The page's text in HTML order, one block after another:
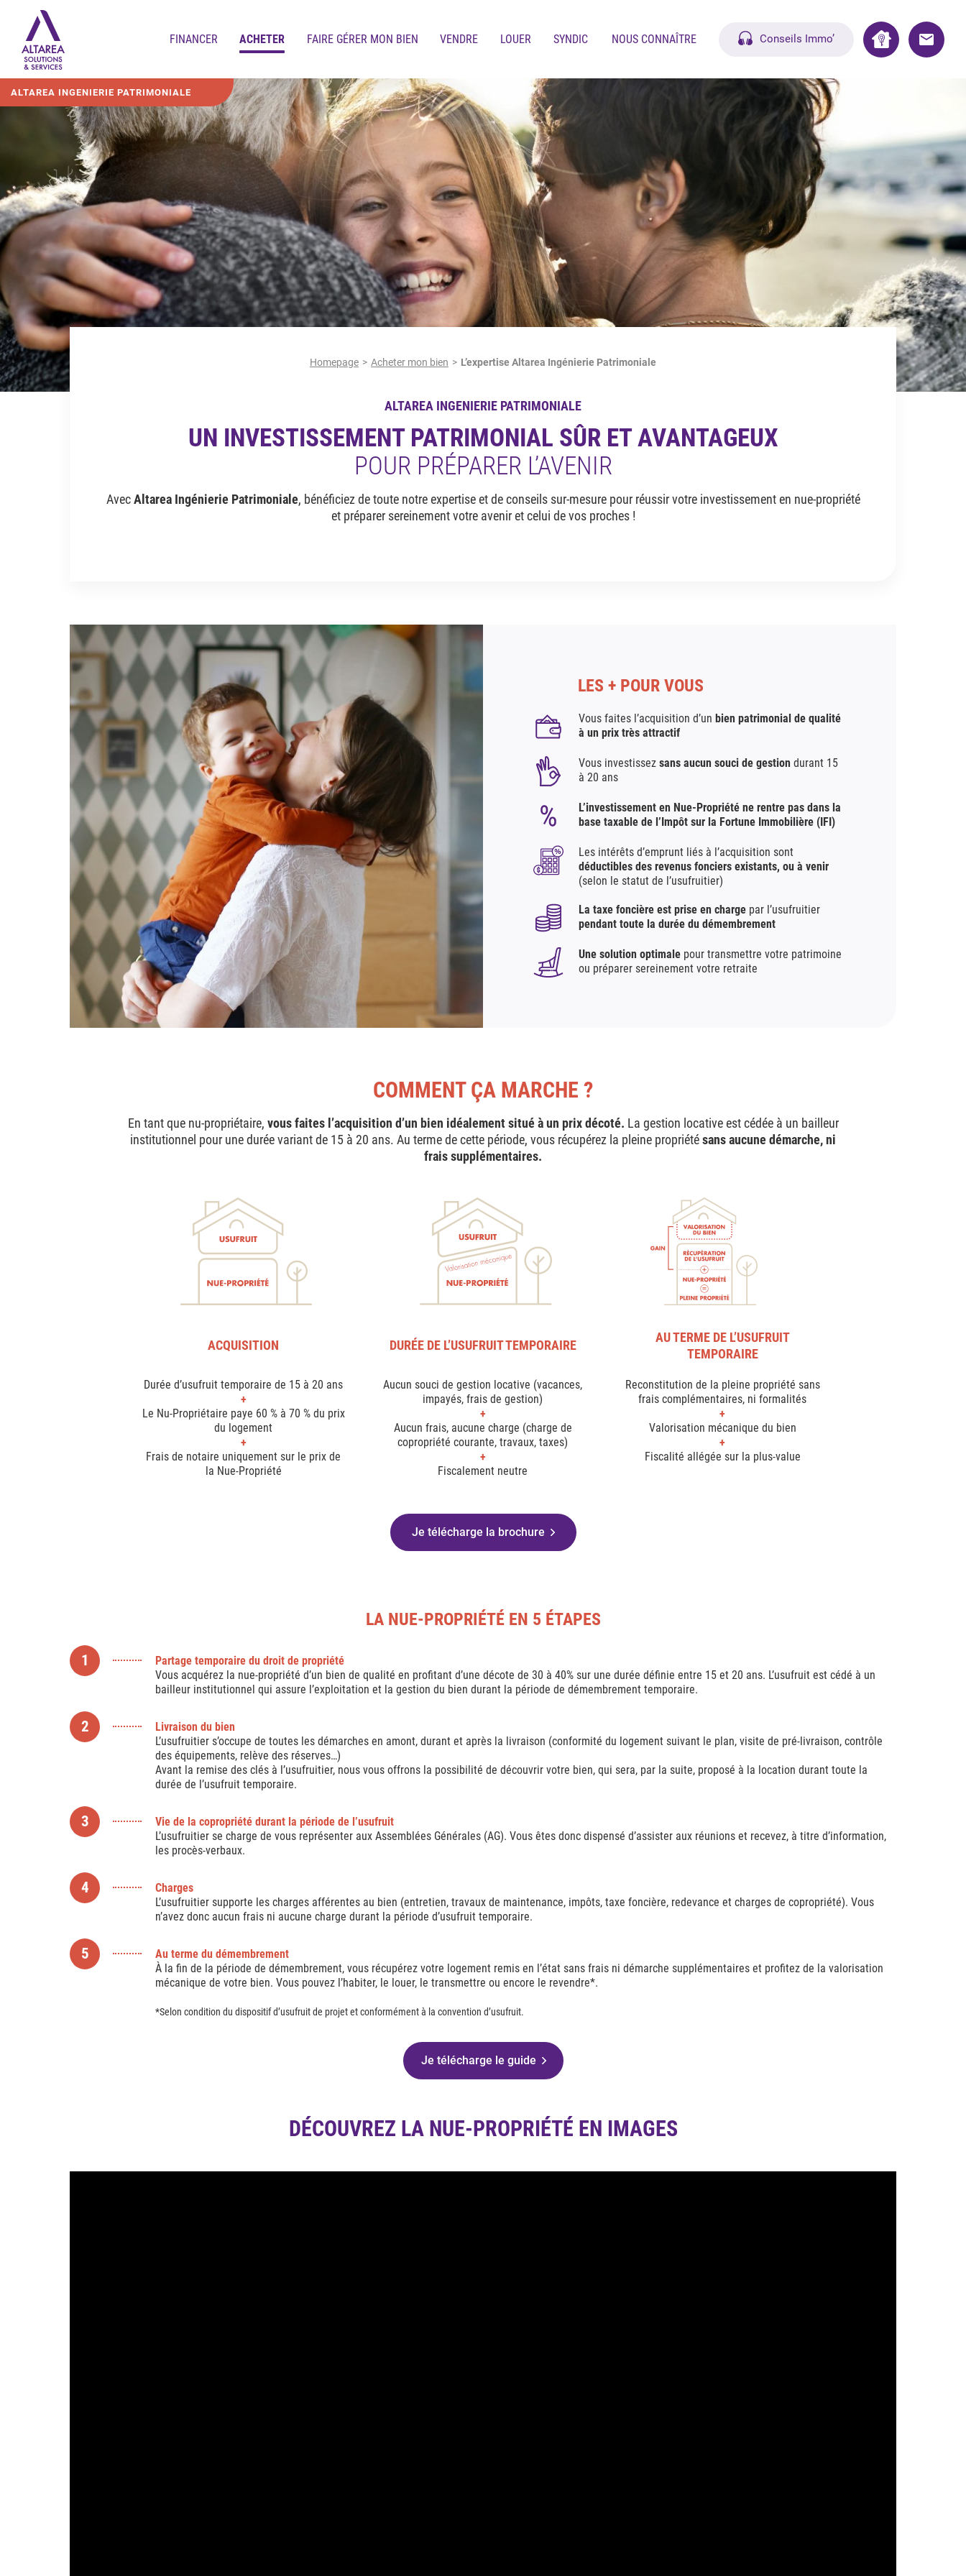
FINANCER ACHETER FAIRE GÉRER MON BIEN VENDRE LOUER SYNDIC NOUS CONNAÎTRE Conseils Immo’
ALTAREA INGENIERIE PATRIMONIALE
Homepage Acheter mon bien L’expertise Altarea Ingénierie Patrimoniale
ALTAREA INGENIERIE PATRIMONIALE
UN INVESTISSEMENT PATRIMONIAL SÛR ET AVANTAGEUX
POUR PRÉPARER L’AVENIR
AvecAltarea Ingénierie Patrimoniale, bénéficiez de toute notre expertise et de conseils sur-mesure pour réussir votre investissement en nue-propriété
et préparer sereinement votre avenir et celui de vos proches !
LES + POUR VOUS
Vous faites l’acquisition d’un bien patrimonial de qualité
à un prix très attractif
Vous investissez sans aucun souci de gestion durant 15
à 20 ans
L’investissement en Nue-Propriété ne rentre pas dans la
base taxable de l’Impôt sur la Fortune Immobilière (IFI)
Les intérêts d’emprunt liés à l’acquisition sont
déductibles des revenus fonciers existants, ou à venir
(selon le statut de l’usufruitier)
La taxe foncière est prise en charge par l’usufruitier
pendant toute la durée du démembrement
Une solution optimale pour transmettre votre patrimoine
ou préparer sereinement votre retraite
COMMENT ÇA MARCHE ?
En tant que nu-propriétaire, vous faites l’acquisition d’un bien idéalement situé à un prix décoté. La gestion locative est cédée à un bailleur
institutionnel pour une durée variant de 15 à 20 ans. Au terme de cette période, vous récupérez la pleine propriétésans aucune démarche, ni
frais supplémentaires.
ACQUISITION
Durée d’usufruit temporaire de 15 à 20 ans
Le Nu-Propriétaire paye 60 % à 70 % du prix
du logement
Frais de notaire uniquement sur le prix de
la Nue-Propriété
DURÉE DE L’USUFRUIT TEMPORAIRE
Aucun souci de gestion locative (vacances,
impayés, frais de gestion)
Aucun frais, aucune charge (charge de
copropriété courante, travaux, taxes)
Fiscalement neutre
AU TERME DE L’USUFRUIT
TEMPORAIRE
Reconstitution de la pleine propriété sans
frais complémentaires, ni formalités
Valorisation mécanique du bien
Fiscalité allégée sur la plus-value
Je télécharge la brochure
LA NUE-PROPRIÉTÉ EN 5 ÉTAPES
1
Partage temporaire du droit de propriété
Vous acquérez la nue-propriété d’un bien de qualité en profitant d’une décote de 30 à 40% sur une durée définie entre 15 et 20 ans. L’usufruit est cédé à un
bailleur institutionnel qui assure l’exploitation et la gestion du bien durant la période de démembrement temporaire.
2
Livraison du bien
L’usufruitier s’occupe de toutes les démarches en amont, durant et après la livraison (conformité du logement suivant le plan, visite de pré-livraison, contrôle
des équipements, relève des réserves…)
Avant la remise des clés à l’usufruitier, nous vous offrons la possibilité de découvrir votre bien, qui sera, par la suite, proposé à la location durant toute la
durée de l’usufruit temporaire.
3
Vie de la copropriété durant la période de l’usufruit
L’usufruitier se charge de vous représenter aux Assemblées Générales (AG). Vous êtes donc dispensé d’assister aux réunions et recevez, à titre d’information,
les procès-verbaux.
4
Charges
L’usufruitier supporte les charges afférentes au bien (entretien, travaux de maintenance, impôts, taxe foncière, redevance et charges de copropriété). Vous
n’avez donc aucun frais ni aucune charge durant la période d’usufruit temporaire.
5
Au terme du démembrement
À la fin de la période de démembrement, vous récupérez votre logement remis en l’état sans frais ni démarche supplémentaires et profitez de la valorisation
mécanique de votre bien. Vous pouvez l’habiter, le louer, le transmettre ou encore le revendre*.
*Selon condition du dispositif d’usufruit de projet et conformément à la convention d’usufruit.
Je télécharge le guide
DÉCOUVREZ LA NUE-PROPRIÉTÉ EN IMAGES